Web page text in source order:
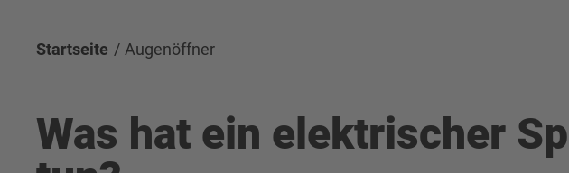
Startseite Augenöffner
Was hat ein elektrischer